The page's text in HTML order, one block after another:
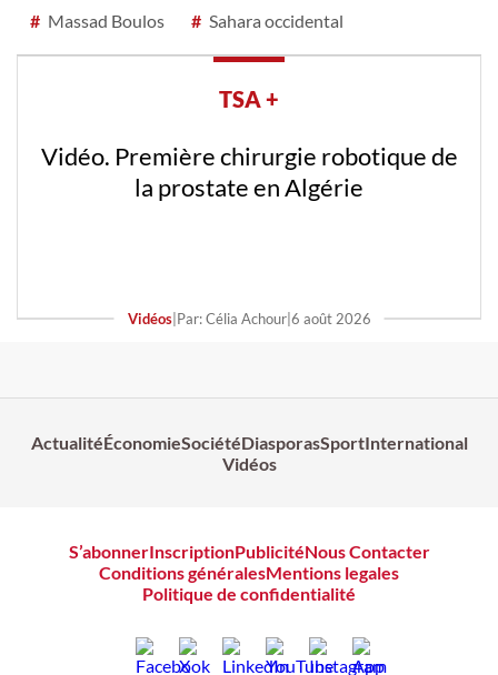
# Massad Boulos # Sahara occidental
TSA +
Vidéo. Première chirurgie robotique de
la prostate en Algérie
Vidéos| Par: Célia Achour| 6 août 2026
ActualitéÉconomieSociétéDiasporasSportInternational
Vidéos
S’abonnerInscriptionPublicitéNous Contacter
Conditions généralesMentions legales
Politique de confidentialité